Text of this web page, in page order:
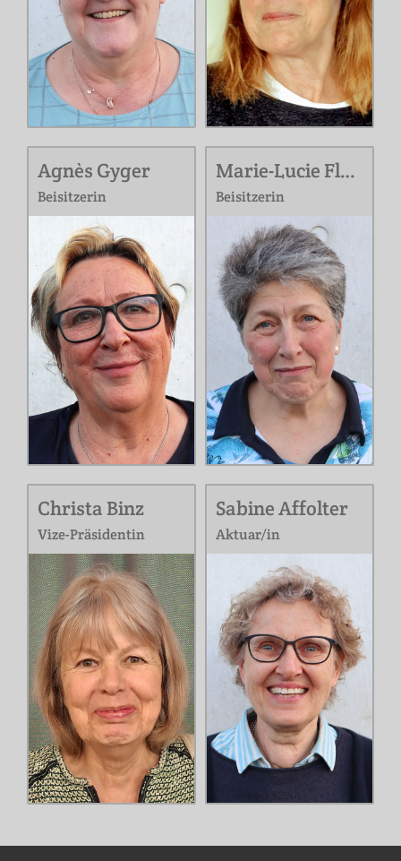
Agnès Gyger
Beisitzerin
Marie-Lucie Flury
Beisitzerin
Christa Binz
Vize-Präsidentin
Sabine Affolter
Aktuar/in